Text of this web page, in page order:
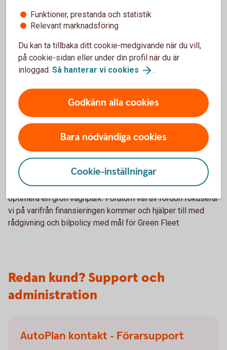
För miljön
Green Fleet
Med Green Fleet kan ni minimera ert klimatavtryck och
optimera en grön vagnpark. Förutom val av fordon fokuserar
vi på varifrån finansieringen kommer och hjälper till med
rådgivning och bilpolicy med mål för Green Fleet.
Redan kund? Support och
administration
AutoPlan kontakt - Förarsupport
Funktioner, prestanda och statistik
Relevant marknadsföring
Du kan ta tillbaka ditt cookie-medgivande när du vill,
på cookie-sidan eller under din profil när du är
inloggad. Så hanterar vi cookies .
Godkänn alla cookies
Bara nödvändiga cookies
Cookie-inställningar